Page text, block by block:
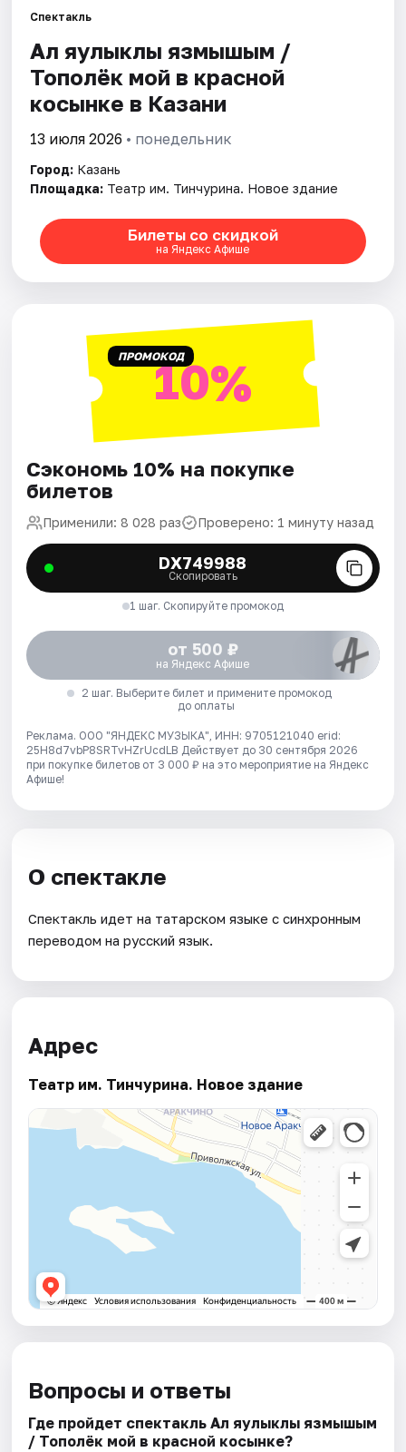
Города
Площадки
Артисты
Рейтинги
Спектакль
Ал яулыклы язмышым /
Тополёк мой в красной
косынке в Казани
13 июля 2026 • понедельник
Город: Казань
Площадка: Театр им. Тинчурина. Новое здание
Билеты со скидкой
на Яндекс Афише
ПРОМОКОД10%
Сэкономь 10% на покупке
билетов
Применили: 8 028 раз Проверено: 1 минуту назад
DX749988
Скопировать
1 шаг. Скопируйте промокод
от 500 ₽
на Яндекс Афише
2 шаг. Выберите билет и примените промокод
до оплаты
Реклама. ООО "ЯНДЕКС МУЗЫКА", ИНН: 9705121040 erid:
25H8d7vbP8SRTvHZrUcdLB Действует до 30 сентября 2026
при покупке билетов от 3 000 ₽ на это мероприятие на Яндекс
Афише!
О спектакле
Спектакль идет на татарском языке с синхронным
переводом на русский язык.
Адрес
Театр им. Тинчурина. Новое здание
Вопросы и ответы
Где пройдет спектакль Ал яулыклы язмышым
/ Тополёк мой в красной косынке?